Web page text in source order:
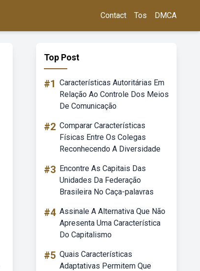
Contact Tos DMCA
Top Post
#1 Características Autoritárias Em
Relação Ao Controle Dos Meios
De Comunicação
#2 Comparar Características
Físicas Entre Os Colegas
Reconhecendo A Diversidade
#3 Encontre As Capitais Das
Unidades Da Federação
Brasileira No Caça-palavras
#4 Assinale A Alternativa Que Não
Apresenta Uma Característica
Do Capitalismo
#5 Quais Características
Adaptativas Permitem Que